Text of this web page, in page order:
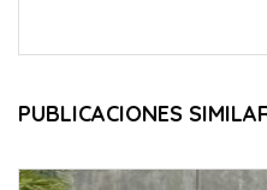
PUBLICACIONES